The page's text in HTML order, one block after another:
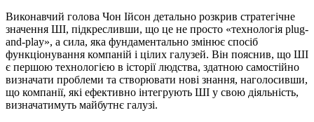
Виконавчий голова Чон Ійсон детально розкрив стратегічне
значення ШІ, підкресливши, що це не просто «технологія plug-
and-play», а сила, яка фундаментально змінює спосіб
функціонування компаній і цілих галузей. Він пояснив, що ШІ
є першою технологією в історії людства, здатною самостійно
визначати проблеми та створювати нові знання, наголосивши,
що компанії, які ефективно інтегрують ШІ у свою діяльність,
визначатимуть майбутнє галузі.